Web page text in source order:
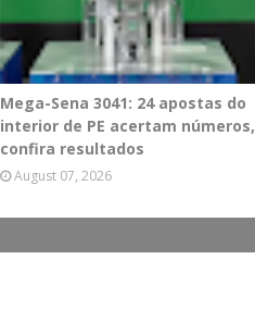
Mega-Sena 3041: 24 apostas do
interior de PE acertam números,
confira resultados
August 07, 2026